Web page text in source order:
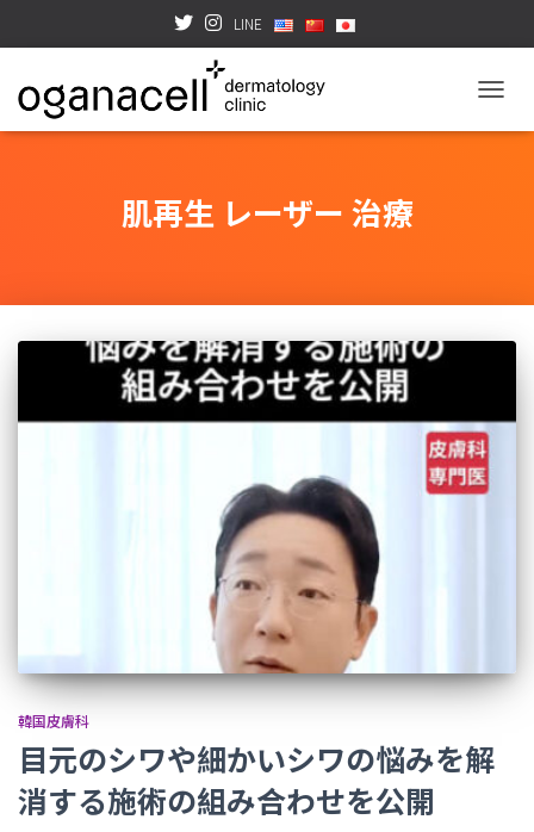
LINE
肌再生 レーザー 治療
韓国皮膚科
目元のシワや細かいシワの悩みを解
消する施術の組み合わせを公開